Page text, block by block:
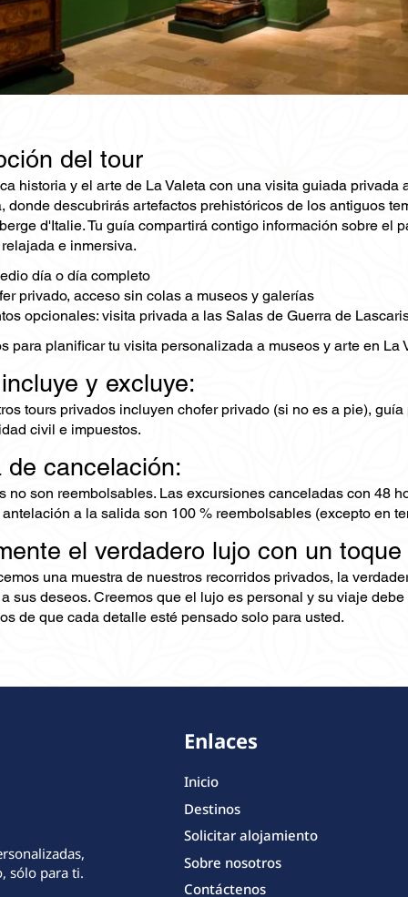
del tour
historia y el arte de La Valeta con una visita guiada
donde descubrirás artefactos prehistóricos de los antiguos
d'Italie. Tu guía compartirá contigo información sobre
e inmersiva.
día o día completo
privado, acceso sin colas a museos y galerías
opcionales: visita privada a las Salas de Guerra de
para planificar tu visita personalizada a museos y arte en La
y excluye:
tours privados incluyen chofer privado (si no es a pie),
civil e impuestos.
de cancelación:
no son reembolsables. Las excursiones canceladas con 48
a la salida son 100 % reembolsables (excepto en
el verdadero lujo con un
una muestra de nuestros recorridos privados, la
sus deseos. Creemos que el lujo es personal y su viaje
de que cada detalle esté pensado solo para usted.
sólo para ti.
Enlaces
Inicio
Destinos
Solicitar alojamiento
Sobre nosotros
Contáctenos